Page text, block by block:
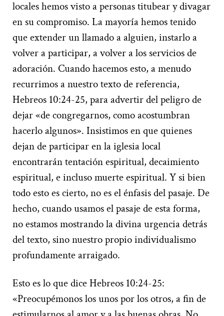
locales hemos visto a personas titubear y divagar
en su compromiso. La mayoría hemos tenido
que extender un llamado a alguien, instarlo a
volver a participar, a volver a los servicios de
adoración. Cuando hacemos esto, a menudo
recurrimos a nuestro texto de referencia,
Hebreos 10:24-25, para advertir del peligro de
dejar «de congregarnos, como acostumbran
hacerlo algunos». Insistimos en que quienes
dejan de participar en la iglesia local
encontrarán tentación espiritual, decaimiento
espiritual, e incluso muerte espiritual. Y si bien
todo esto es cierto, no es el énfasis del pasaje. De
hecho, cuando usamos el pasaje de esta forma,
no estamos mostrando la divina urgencia detrás
del texto, sino nuestro propio individualismo
profundamente arraigado.
Esto es lo que dice Hebreos 10:24-25:
«Preocupémonos los unos por los otros, a fin de